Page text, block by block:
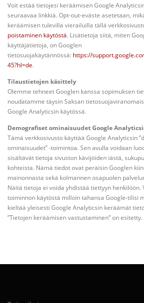
Voit estää tietojesi keräämisen Google
seuraavaa linkkiä. Opt-out-eväste asetetaan,
keräämisen tulevilla vierailuilla tällä
poistaminen käytöstä. Lisätietoja siitä, miten
käyttäjätietoja, on Googlen
tietosuojakäytännössä: https://
45?hl=de.
Tilaustietojen käsittely
Olemme tehneet Googlen kanssa sopimuksen
noudatamme täysin Saksan
Google Analyticsin käytössä.
Demografiset ominaisuudet Google
Tämä verkkosivusto käyttää Google Analyticsin
ominaisuudet” -toimintoa. Sen avulla voidaan
sisältävät tietoja sivuston kävijöiden iästä,
kohteista. Nämä tiedot ovat peräisin Googlen
mainonnasta sekä kolmannen osapuolen
Näitä tietoja ei voida yhdistää tiettyyn henkilöön.
toiminnon käytöstä milloin tahansa Google-tilisi
kieltää yleisesti Google Analyticsin keräämät
”Tietojen keräämisen vastustaminen” on esitetty.